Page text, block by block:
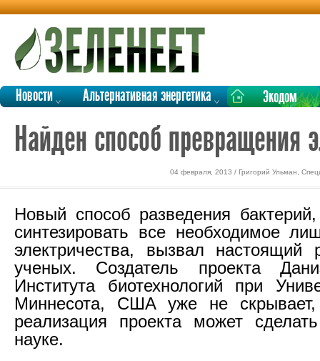
Новости Альтернативная энергетика Экодом
Найден способ превращения
04 февраля, 2013 / Григорий Ульман,
Новый способ разведения
синтезировать все необходимое
электричества, вызвал настоящий
ученых. Создатель проекта
Института биотехнологий при
Миннесота, США уже не
реализация проекта может
науке.